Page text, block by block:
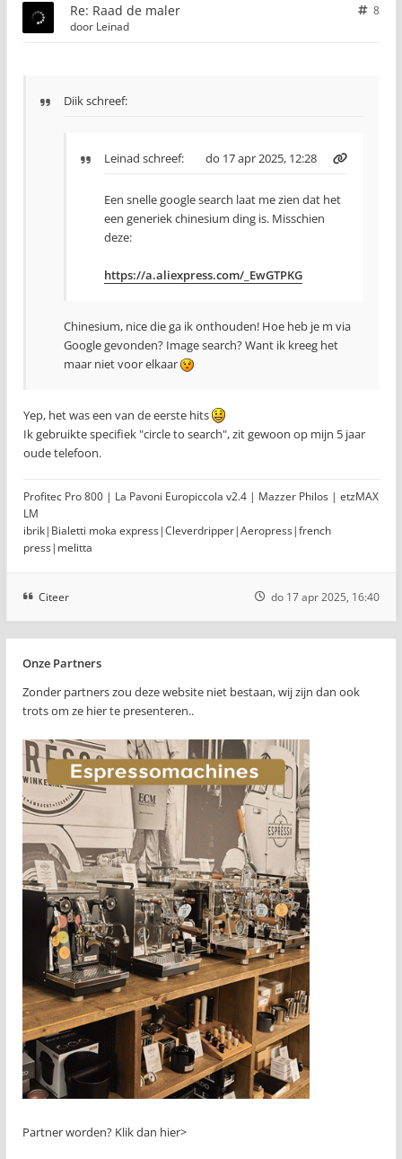
Re: Raad de maler
8
door Leinad
Diik schreef:
Leinad schreef: do 17 apr 2025, 12:28
Een snelle google search laat me zien dat het
een generiek chinesium ding is. Misschien
deze:
https://a.aliexpress.com/_EwGTPKG
Chinesium, nice die ga ik onthouden! Hoe heb je m via
Google gevonden? Image search? Want ik kreeg het
maar niet voor elkaar
Yep, het was een van de eerste hits
Ik gebruikte specifiek "circle to search", zit gewoon op mijn 5 jaar
oude telefoon.
Profitec Pro 800 | La Pavoni Europiccola v2.4 | Mazzer Philos | etzMAX
LM
ibrik|Bialetti moka express|Cleverdripper|Aeropress|french
press|melitta
Citeer do 17 apr 2025, 16:40
Onze Partners
Zonder partners zou deze website niet bestaan, wij zijn dan ook
trots om ze hier te presenteren..
Partner worden? Klik dan hier>